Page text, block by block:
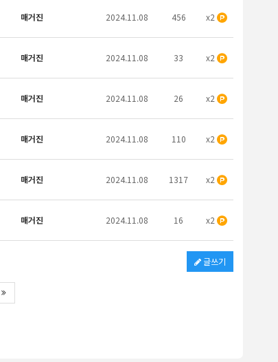
매거진 2024.11.08 456 x2
매거진 2024.11.08 33 x2
매거진 2024.11.08 26 x2
매거진 2024.11.08 110 x2
매거진 2024.11.08 1317 x2
매거진 2024.11.08 16 x2
글쓰기